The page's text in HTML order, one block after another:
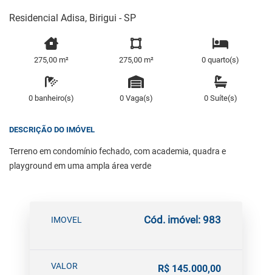
Residencial Adisa, Birigui - SP
275,00 m² 275,00 m² 0 quarto(s)
0 banheiro(s) 0 Vaga(s) 0 Suíte(s)
DESCRIÇÃO DO IMÓVEL
Terreno em condomínio fechado, com academia, quadra e
playground em uma ampla área verde
IMOVEL Cód. imóvel: 983
VALOR R$ 145.000,00